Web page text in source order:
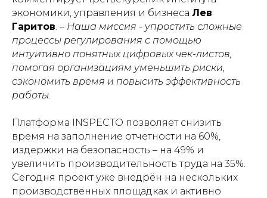
экономики, управления и бизнеса Лев
Гаритов. – Наша миссия - упростить сложные
процессы регулирования с помощью
интуитивно понятных цифровых чек-листов,
помогая организациям уменьшить риски,
сэкономить время и повысить эффективность
работы.
Платформа INSPECTO позволяет снизить
время на заполнение отчетности на 60%,
издержки на безопасность – на 49% и
увеличить производительность труда на 35%.
Сегодня проект уже внедрён на нескольких
производственных площадках и активно